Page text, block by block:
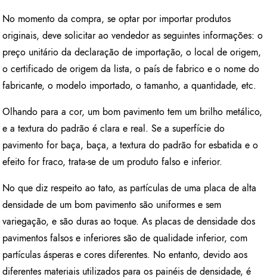
No momento da compra, se optar por importar produtos
originais, deve solicitar ao vendedor as seguintes informações: o
preço unitário da declaração de importação, o local de origem,
o certificado de origem da lista, o país de fabrico e o nome do
fabricante, o modelo importado, o tamanho, a quantidade, etc.
Olhando para a cor, um bom pavimento tem um brilho metálico,
e a textura do padrão é clara e real. Se a superfície do
pavimento for baça, baça, a textura do padrão for esbatida e o
efeito for fraco, trata-se de um produto falso e inferior.
No que diz respeito ao tato, as partículas de uma placa de alta
densidade de um bom pavimento são uniformes e sem
variegação, e são duras ao toque. As placas de densidade dos
pavimentos falsos e inferiores são de qualidade inferior, com
partículas ásperas e cores diferentes. No entanto, devido aos
diferentes materiais utilizados para os painéis de densidade, é